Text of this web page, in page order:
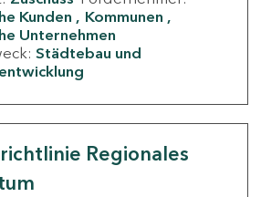
Kunden
Kommunen
Unternehmen
Städtebau und
Regionales